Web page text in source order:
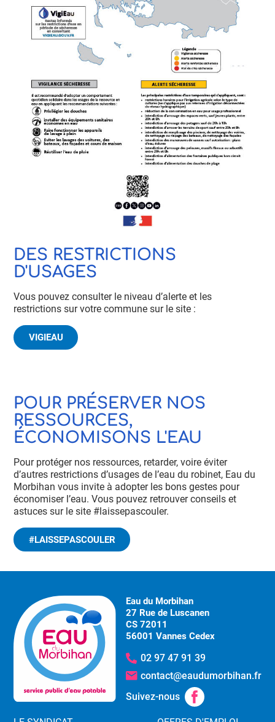
DES RESTRICTIONS
D'USAGES
Vous pouvez consulter le niveau d’alerte et les
restrictions sur votre commune sur le site :
VIGIEAU
POUR PRÉSERVER NOS
RESSOURCES,
ÉCONOMISONS L'EAU
Pour protéger nos ressources, retarder, voire éviter
d’autres restrictions d’usages de l’eau du robinet, Eau du
Morbihan vous invite à adopter les bons gestes pour
économiser l’eau. Vous pouvez retrouver conseils et
astuces sur le site #laissepascouler.
#LAISSEPASCOULER
Eau du Morbihan
27 Rue de Luscanen
CS 72011
56001 Vannes Cedex
02 97 47 91 39
contact@eaudumorbihan.fr
Suivez-nous